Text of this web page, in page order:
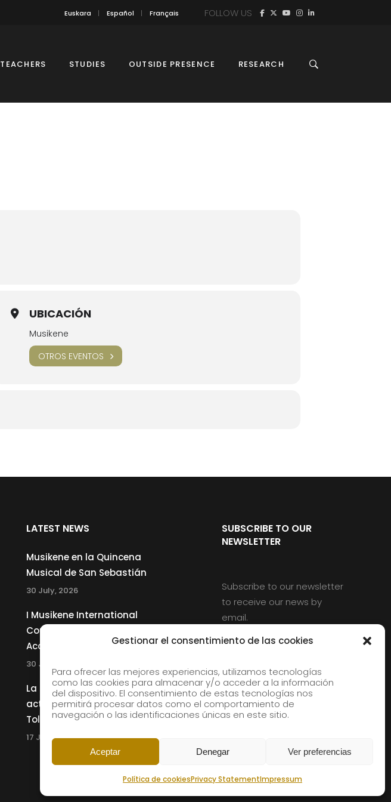
Gestionar el consentimiento de las cookies
Para ofrecer las mejores experiencias, utilizamos tecnologías
como las cookies para almacenar y/o acceder a la información
del dispositivo. El consentimiento de estas tecnologías nos
permitirá procesar datos como el comportamiento de
navegación o las identificaciones únicas en este sitio.
Aceptar Denegar Ver preferencias
Política de cookiesPrivacy StatementImpressum
Euskara Español Français FOLLOW US
TEACHERS STUDIES OUTSIDE PRESENCE RESEARCH
UBICACIÓN
Musikene
OTROS EVENTOS
LATEST NEWS
Musikene en la Quincena
Musical de San Sebastián
30 July, 2026
I Musikene International
Competition for Young
Accordionists
30 July, 2026
La Musikene Big Band
actuará junto a Charles
Tolliver en el 61 Jazzaldia
17 July, 2026
SUBSCRIBE TO OUR
NEWSLETTER
Subscribe to our newsletter
to receive our news by
email.